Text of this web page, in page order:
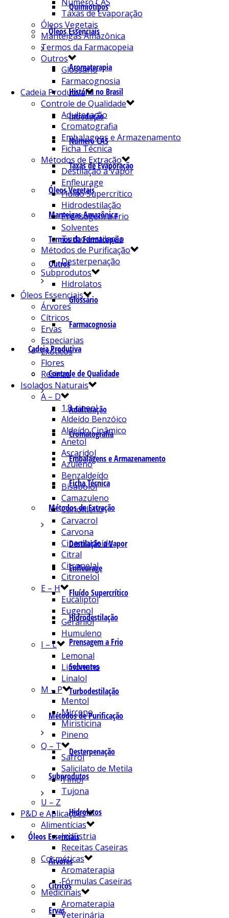
Quimiotipos
Óleos Essenciais
Aromaterapia
História no Brasil
Introdução
Número CAS
Taxas de Evaporação
Óleos Vegetais
Manteigas Amazônica
Termos da Farmacopeia
Outros
Glossário
Farmacognosia
Cadeia Produtiva
Controle de Qualidade
Adulteração
Cromatografia
Embalagens e Armazenamento
Ficha Técnica
Métodos de Extração
Destilação a Vapor
Enfleurage
Fluído Supercrítico
Hidrodestilação
Prensagem a Frio
Solventes
Turbodestilação
Métodos de Purificação
Desterpenação
Subprodutos
Hidrolatos
Óleos Essenciais
Árvores
Cítricos
Ervas
Taxas de Evaporação
Óleos Vegetais
Manteigas Amazônica
Termos da Farmacopeia
Outros
Glossário
Farmacognosia
Cadeia Produtiva
Controle de Qualidade
Adulteração
Cromatografia
Embalagens e Armazenamento
Ficha Técnica
Métodos de Extração
Destilação a Vapor
Enfleurage
Fluído Supercrítico
Hidrodestilação
Prensagem a Frio
Solventes
Turbodestilação
Métodos de Purificação
Desterpenação
Subprodutos
Hidrolatos
Óleos Essenciais
Árvores
Cítricos
Ervas
Especiarias
Exóticos
Flores
Resinas
Isolados Naturais
A – D
1.8-cineol
Aldeído Benzóico
Aldeído Cinâmico
Anetol
Ascaridol
Azuleno
Benzaldeído
Bisabolol
Camazuleno
Cariofileno
Carvacrol
Carvona
Cinamaldeído
Citral
Citronelal
Citronelol
E – H
Eucaliptol
Eugenol
Geraniol
Humuleno
I – L
Lemonal
Limoneno
Linalol
M – P
Mentol
Mirceno
Miristicina
Pineno
Q – T
Safrol
Salicilato de Metila
Timol
Tujona
U – Z
P&D e Aplicações
Alimentícias
Indústria
Receitas Caseiras
Cosméticas
Aromaterapia
Fórmulas Caseiras
Medicinais
Aromaterapia
Veterinária